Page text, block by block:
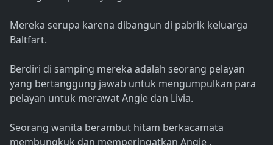
Mereka serupa karena dibangun di pabrik keluarga
Baltfart.
Berdiri di samping mereka adalah seorang pelayan
yang bertanggung jawab untuk mengumpulkan para
pelayan untuk merawat Angie dan Livia.
Seorang wanita berambut hitam berkacamata
membungkuk dan memperingatkan Angie .